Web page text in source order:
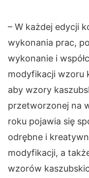
– W każdej edycji
wykonania prac,
wykonanie i
modyfikacji wzoru
aby wzory
przetworzonej na
roku pojawia się
odrębne i
modyfikacji, a
wzorów